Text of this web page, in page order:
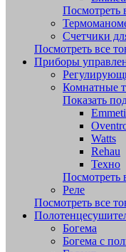
Посмотреть
Счетчики
Посмотреть все
Приборы
Комнатные
Показать
Emmeti
Watts
Rehau
Техно
Посмотреть
Реле
Посмотреть все
Богема
Богема с